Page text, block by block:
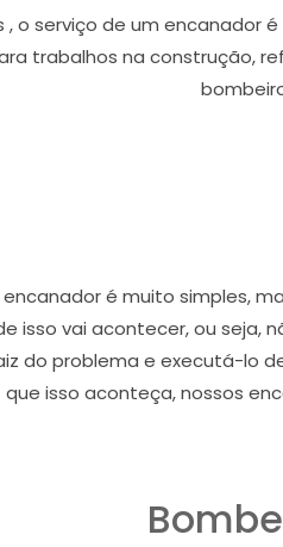
, o serviço de um encanador
trabalhos na construção,
é muito simples,
isso vai acontecer, ou seja,
do problema e executá-lo
que isso aconteça, nossos